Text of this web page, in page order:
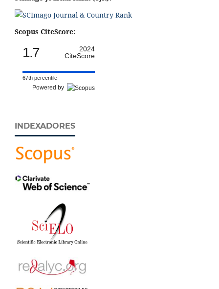
Scopus CiteScore:
1.7
2024
CiteScore
67th percentile
Powered by
INDEXADORES